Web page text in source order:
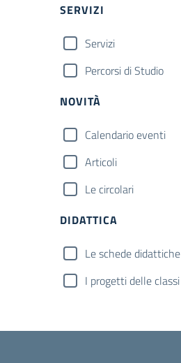
SERVIZI
Servizi
Percorsi di Studio
NOVITÀ
Calendario eventi
Articoli
Le circolari
DIDATTICA
Le schede didattiche
I progetti delle classi